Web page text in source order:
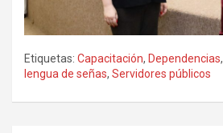
Etiquetas: Capacitación, Dependencias,
lengua de señas, Servidores públicos